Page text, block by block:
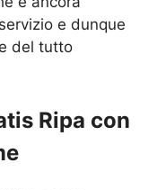
e dunque
del tutto
Ripa con